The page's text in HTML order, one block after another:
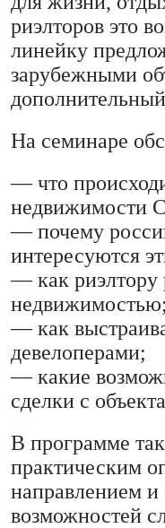
риэлторов это
линейку
зарубежными
На семинаре
— что
недвижимости
— почему
интересуются
— как риэлтору
недвижимостью;
— как
девелоперами;
— какие
сделки с
В программе
практическим
направлением
возможностей